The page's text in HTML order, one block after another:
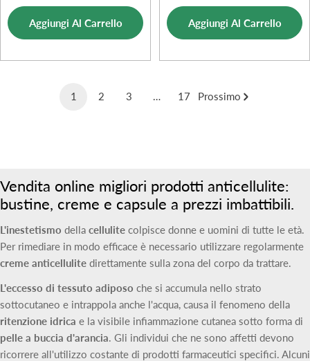
di
vendita
normale
Aggiungi Al Carrello
di
vendita
normale
Aggiungi Al Carrello
1 2 3 … 17 Prossimo
Vendita online migliori prodotti anticellulite:
bustine, creme e capsule a prezzi imbattibili.
L'inestetismo della cellulite colpisce donne e uomini di tutte le età.
Per rimediare in modo efficace è necessario utilizzare regolarmente
creme anticellulite direttamente sulla zona del corpo da trattare.
L'eccesso di tessuto adiposo che si accumula nello strato
sottocutaneo e intrappola anche l'acqua, causa il fenomeno della
ritenzione idrica e la visibile infiammazione cutanea sotto forma di
pelle a buccia d'arancia. Gli individui che ne sono affetti devono
ricorrere all'utilizzo costante di prodotti farmaceutici specifici. Alcuni